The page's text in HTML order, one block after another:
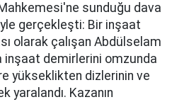
sunduğu dava
gerçekleşti: Bir inşaat
olarak çalışan Abdülselam
inşaat demirlerini omzunda
yükseklikten dizlerinin ve
yaralandı. Kazanın